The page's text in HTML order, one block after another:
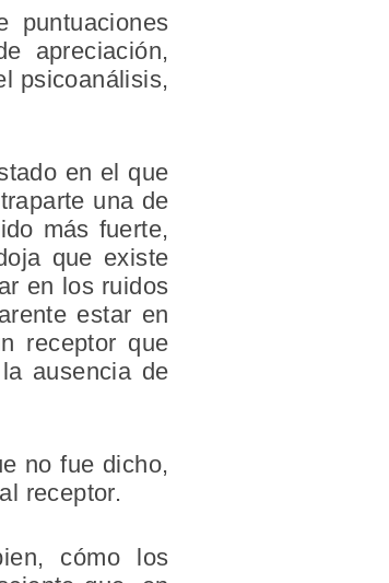
puntuaciones
apreciación,
psicoanálisis,
en el que
una de
más fuerte,
que existe
en los ruidos
estar en
receptor que
ausencia de
no fue dicho,
receptor.
cómo los